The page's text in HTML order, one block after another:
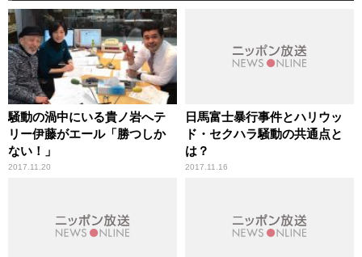
騒動の渦中にいる貴ノ岩へテ
リー伊藤がエール「勝つしか
ない！」
2017.11.20
日馬富士暴行事件とハリウッ
ド・セクハラ騒動の共通点と
は？
2017.11.16